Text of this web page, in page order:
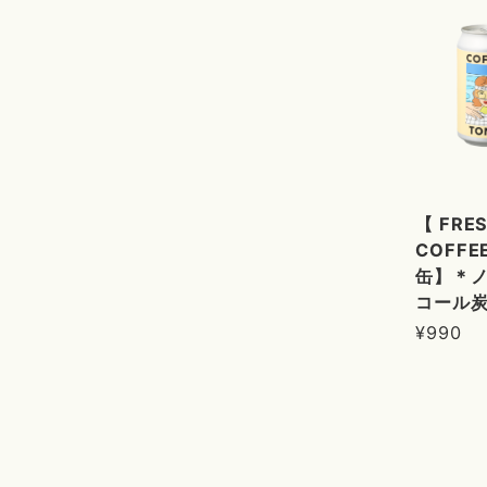
【
缶】＊
コール
¥990